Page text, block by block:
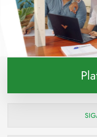
Explora esta carrera